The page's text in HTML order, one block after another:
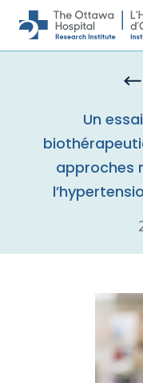
Skip to main
Un
approches